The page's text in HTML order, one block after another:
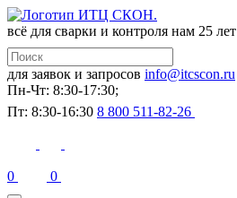
всё для сварки и контроля нам 25 лет
для заявок и запросов info@itcscon.ru
Пн-Чт: 8:30-17:30;
Пт: 8:30-16:30 8 800 511-82-26
0 0